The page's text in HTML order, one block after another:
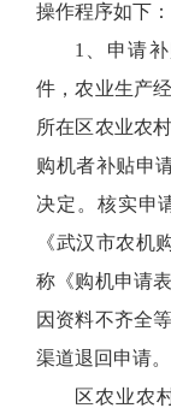
操作程序如下：
1、申请
件，农业生产
所在区农业农
购机者补贴申
决定。核实申
《武汉市农机
称《购机申请
因资料不齐全
渠道退回申请。
区农业农